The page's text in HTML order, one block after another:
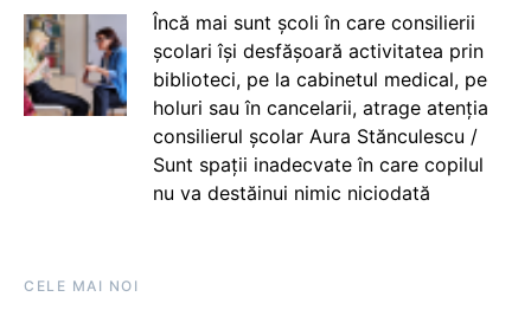
Încă mai sunt școli în care consilierii
școlari își desfășoară activitatea prin
biblioteci, pe la cabinetul medical, pe
holuri sau în cancelarii, atrage atenția
consilierul școlar Aura Stănculescu /
Sunt spații inadecvate în care copilul
nu va destăinui nimic niciodată
CELE MAI NOI